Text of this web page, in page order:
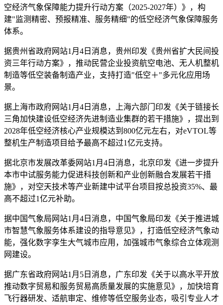
空经济气象保障能力提升行动方案（2025-2027年）》，构
建"监测精密、预报精准、服务精细"的低空经济气象保障服务
体系。
据贵州省政府网站1月4日消息，贵州印发《贵州省扩大民间投
资三年行动方案》，推动民营企业投资航空电池、无人机整机
制造等低空装备制造产业，支持打造"低空＋"多元化应用场
景。
据上海市政府网站1月4日消息，上海六部门印发《关于链接长
三角加快建设低空经济先进制造业集群的若干措施》，提出到
2028年低空经济核心产业规模达到800亿元左右，对eVTOL等
整机生产制造项目给予最高不超过1亿元支持。
据北京市发展改革委网站1月4日消息，北京印发《进一步提升
本市中试服务能力促进科技创新和产业创新融合发展若干措
施》，对空天技术等产业新建中试平台项目按总投资35%、最
高不超过1亿元补助。
据中国气象局网站1月4日消息，中国气象局印发《关于推进城
市智慧气象服务体系建设的指导意见》，打造低空经济气象动
能，强化数字孪生大气城市应用，加强城市气象综合立体观测
网建设。
据广东省政府网站1月5日消息，广东印发《关于以高水平开放
推动数字贸易和服务贸易高质量发展的实施意见》，加快培育
飞行器研发、适航审定、维修等低空服务业态，吸引专业人才